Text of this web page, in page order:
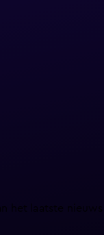
laatste nieuws